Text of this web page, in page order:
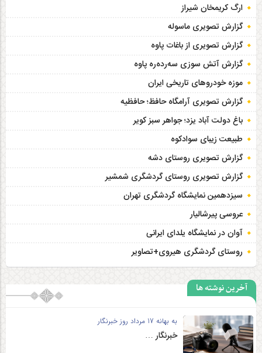
ارگ کریمخان شیراز
گزارش تصویری ماسوله
گزارش تصویری از باغات پاوه
گزارش آتش سوزی سەردەرە پاوه
موزه خودروهای تاریخی ایران
گزارش تصویری آرامگاه حافظ؛ حافظیه‎
باغ دولت آباد یزد؛ جواهر سبز کویر
طبیعت زیبای سوادکوه
گزارش تصویری روستای دشه
گزارش تصویری روستای گردشگری شمشیر
سیزدهمین نمایشگاه گردشگری تهران
عروسی پیرشالیار
آوان در نمایشگاه یلدای ایرانی
روستای گردشگری هیروی+تصاویر
آخرین نوشته ها
به بهانه 17 مرداد روز خبرنگار
خبرنگار …